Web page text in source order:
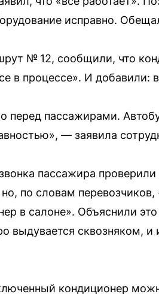
исправно.
№ 12, сообщили, что
в процессе». И добавили:
перед пассажирами.
— заявила
пассажира
по словам
в салоне». Объяснили
выдувается сквозняком, и
кондиционер